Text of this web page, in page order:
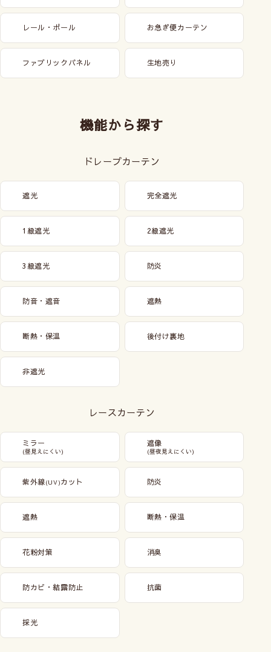
レール・ポール お急ぎ便カーテン
ファブリックパネル 生地売り
機能から探す
ドレープカーテン
遮光 完全遮光
1級遮光 2級遮光
3級遮光 防炎
防音・遮音 遮熱
断熱・保温 後付け裏地
非遮光
レースカーテン
ミラー
(昼見えにくい)
遮像
(昼夜見えにくい)
紫外線(UV)カット 防炎
遮熱 断熱・保温
花粉対策 消臭
防カビ・結露防止 抗菌
採光